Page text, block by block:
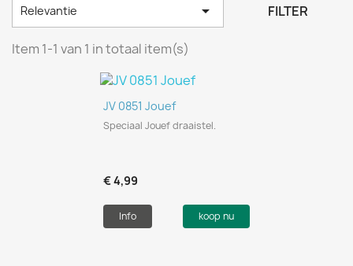
Relevantie  FILTER
Item 1-1 van 1 in totaal item(s)
JV 0851 Jouef
Speciaal Jouef draaistel.
€ 4,99
Info koop nu